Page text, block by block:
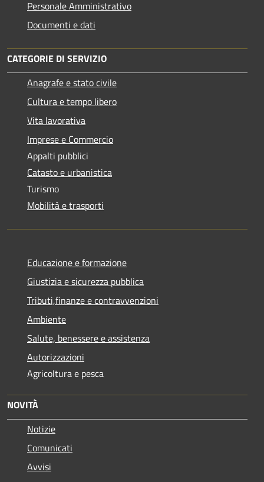
Personale Amministrativo
Documenti e dati
CATEGORIE DI SERVIZIO
Anagrafe e stato civile
Cultura e tempo libero
Vita lavorativa
Imprese e Commercio
Appalti pubblici
Catasto e urbanistica
Turismo
Mobilità e trasporti
Educazione e formazione
Giustizia e sicurezza pubblica
Tributi,finanze e contravvenzioni
Ambiente
Salute, benessere e assistenza
Autorizzazioni
Agricoltura e pesca
NOVITÀ
Notizie
Comunicati
Avvisi